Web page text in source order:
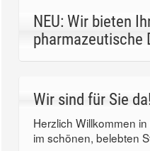
NEU: Wir bieten
pharmazeutische
Wir sind für Sie da!
Herzlich Willkommen
im schönen, belebten